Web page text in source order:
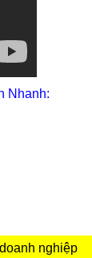
Nhanh:
nghiệp